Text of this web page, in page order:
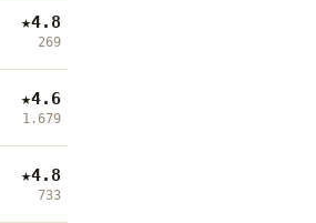
★4.8
269
★4.6
1.679
★4.8
733